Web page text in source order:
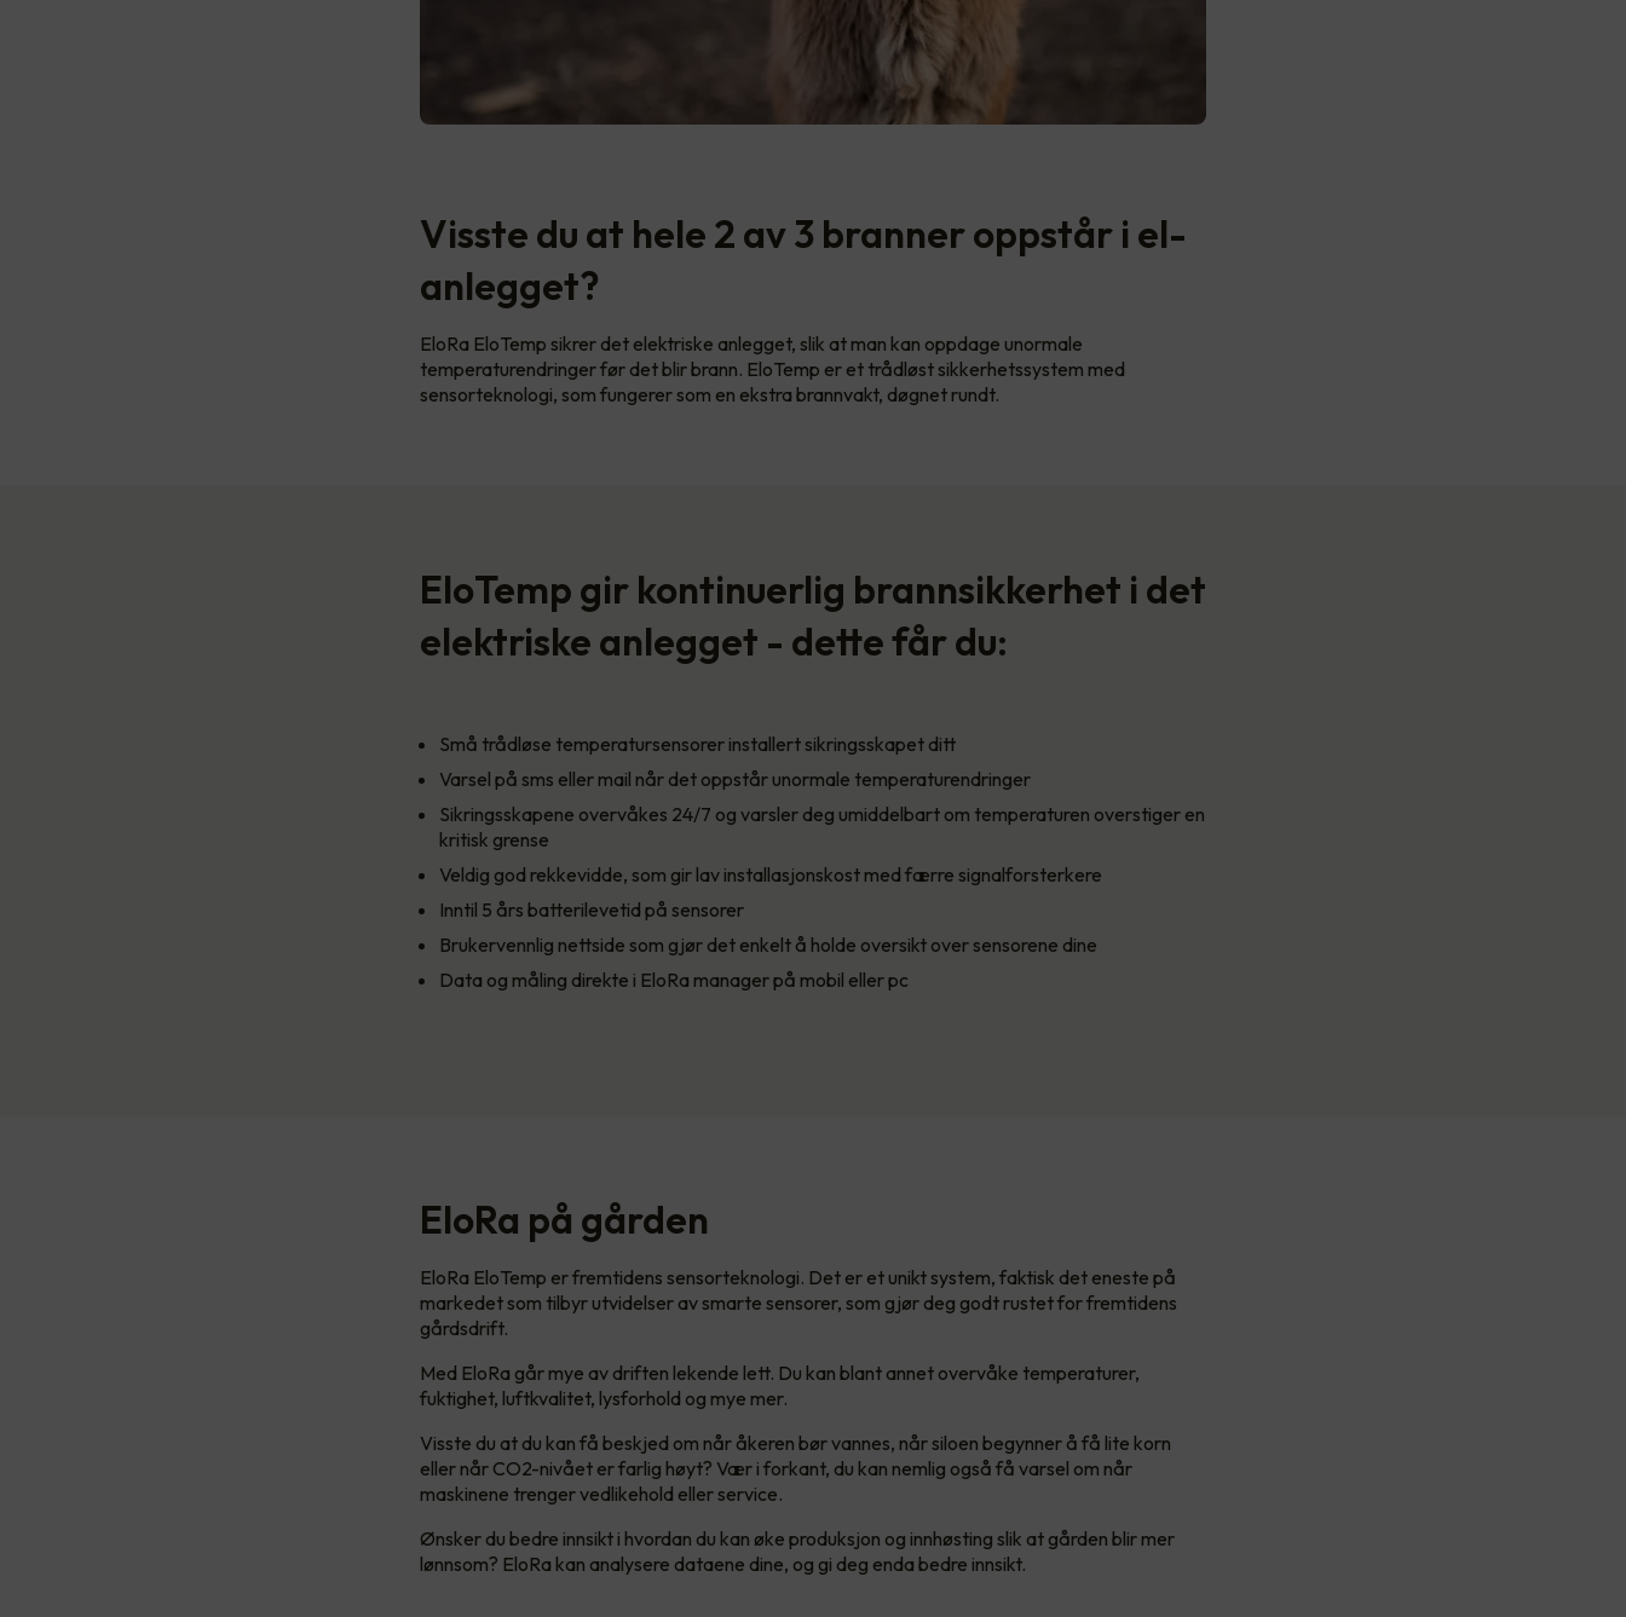
Visste du at hele 2 av 3 branner oppstår i el-
anlegget?
EloRa EloTemp sikrer det elektriske anlegget, slik at man kan oppdage unormale
temperaturendringer før det blir brann. EloTemp er et trådløst sikkerhetssystem med
sensorteknologi, som fungerer som en ekstra brannvakt, døgnet rundt.
EloTemp gir kontinuerlig brannsikkerhet i det
elektriske anlegget - dette får du:
Små trådløse temperatursensorer installert sikringsskapet ditt
Varsel på sms eller mail når det oppstår unormale temperaturendringer
Sikringsskapene overvåkes 24/7 og varsler deg umiddelbart om temperaturen overstiger en
kritisk grense
Veldig god rekkevidde, som gir lav installasjonskost med færre signalforsterkere
Inntil 5 års batterilevetid på sensorer
Brukervennlig nettside som gjør det enkelt å holde oversikt over sensorene dine
Data og måling direkte i EloRa manager på mobil eller pc
EloRa på gården
EloRa EloTemp er fremtidens sensorteknologi. Det er et unikt system, faktisk det eneste på
markedet som tilbyr utvidelser av smarte sensorer, som gjør deg godt rustet for fremtidens
gårdsdrift.
Med EloRa går mye av driften lekende lett. Du kan blant annet overvåke temperaturer,
fuktighet, luftkvalitet, lysforhold og mye mer.
Visste du at du kan få beskjed om når åkeren bør vannes, når siloen begynner å få lite korn
eller når CO2-nivået er farlig høyt? Vær i forkant, du kan nemlig også få varsel om når
maskinene trenger vedlikehold eller service.
Ønsker du bedre innsikt i hvordan du kan øke produksjon og innhøsting slik at gården blir mer
lønnsom? EloRa kan analysere dataene dine, og gi deg enda bedre innsikt.